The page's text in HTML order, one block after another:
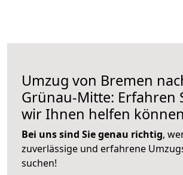
Umzug von Bremen
Grünau-Mitte: Erfahren
wir Ihnen helfen können
Bei uns sind Sie genau richtig,
zuverlässige und erfahrene
suchen!